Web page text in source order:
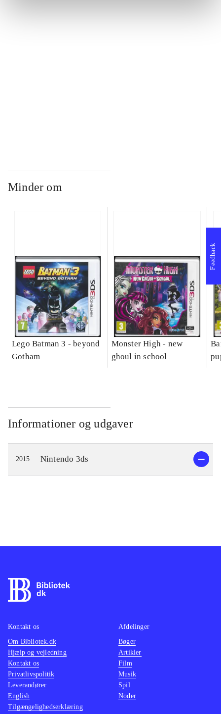
Minder om
Lego Batman 3 - beyond
Gotham
Monster High - new
ghoul in school
Informationer og udgaver
2015 Nintendo 3ds
Feedback
Kontakt os
Om Bibliotek.dk
Hjælp og vejledning
Kontakt os
Privatlivspolitik
Leverandører
English
Tilgængelighedserklæring
Afdelinger
Bøger
Artikler
Film
Musik
Spil
Noder